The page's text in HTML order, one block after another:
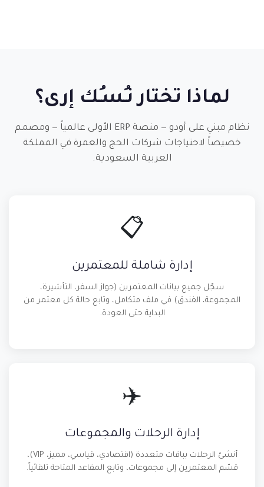
لماذا تختار نـُسـُك إرى؟
نظام مبني على أودو — منصة ERP الأولى عالمياً — ومصمم
خصيصاً لاحتياجات شركات الحج والعمرة في المملكة
العربية السعودية.
📋
إدارة شاملة للمعتمرين
سجّل جميع بيانات المعتمرين (جواز السفر، التأشيرة،
المجموعة، الفندق) في ملف متكامل، وتابع حالة كل معتمر من
البداية حتى العودة.
✈️
إدارة الرحلات والمجموعات
أنشئ الرحلات بباقات متعددة (اقتصادي، قياسي، مميز، VIP)،
قسّم المعتمرين إلى مجموعات، وتابع المقاعد المتاحة تلقائياً.